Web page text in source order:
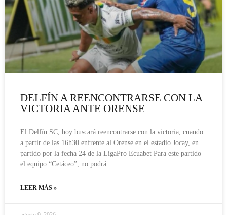
DELFÍN A REENCONTRARSE CON LA
VICTORIA ANTE ORENSE
El Delfín SC, hoy buscará reencontrarse con la victoria, cuando
a partir de las 16h30 enfrente al Orense en el estadio Jocay, en
partido por la fecha 24 de la LigaPro Ecuabet Para este partido
el equipo “Cetáceo”, no podrá
LEER MÁS »